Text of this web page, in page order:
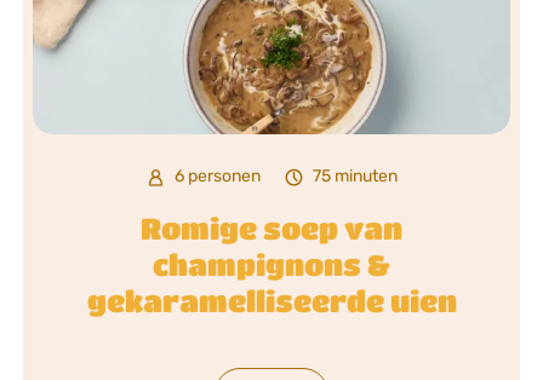
6 personen 75 minuten
Romige soep van
champignons &
gekaramelliseerde uien